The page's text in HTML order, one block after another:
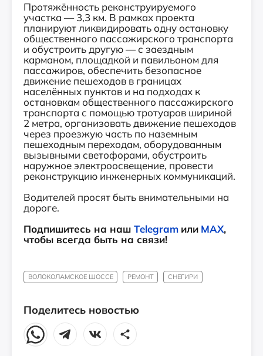
Протяжённость реконструируемого
участка — 3,3 км. В рамках проекта
планируют ликвидировать одну остановку
общественного пассажирского транспорта
и обустроить другую — с заездным
карманом, площадкой и павильоном для
пассажиров, обеспечить безопасное
движение пешеходов в границах
населённых пунктов и на подходах к
остановкам общественного пассажирского
транспорта с помощью тротуаров шириной
2 метра, организовать движение пешеходов
через проезжую часть по наземным
пешеходным переходам, оборудованным
вызывными светофорами, обустроить
наружное электроосвещение, провести
реконструкцию инженерных коммуникаций.
Водителей просят быть внимательными на
дороге.
Подпишитесь на наш Telegram или MAX,
чтобы всегда быть на связи!
ВОЛОКОЛАМСКОЕ ШОССЕ РЕМОНТ СНЕГИРИ
Поделитесь новостью